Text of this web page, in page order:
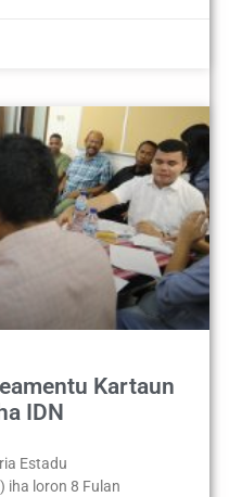
Kartaun
IDN
Estadu
iha loron 8 Fulan